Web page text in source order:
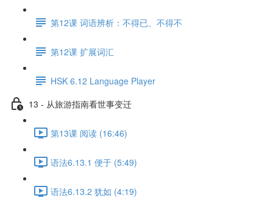
第12课 词语辨析：不得已、不得不
第12课 扩展词汇
HSK 6.12 Language Player
13 - 从旅游指南看世事变迁
第13课 阅读 (16:46)
语法6.13.1 便于 (5:49)
语法6.13.2 犹如 (4:19)